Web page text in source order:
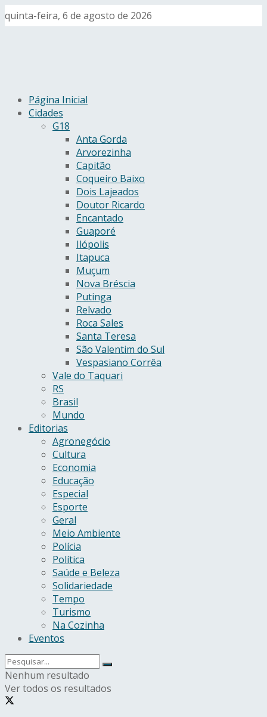
quinta-feira, 6 de agosto de 2026
Página Inicial
Cidades
G18
Anta Gorda
Arvorezinha
Capitão
Coqueiro Baixo
Dois Lajeados
Doutor Ricardo
Encantado
Guaporé
Ilópolis
Itapuca
Muçum
Nova Bréscia
Putinga
Relvado
Roca Sales
Santa Teresa
São Valentim do Sul
Vespasiano Corrêa
Vale do Taquari
RS
Brasil
Mundo
Editorias
Agronegócio
Cultura
Economia
Educação
Especial
Esporte
Geral
Meio Ambiente
Polícia
Política
Saúde e Beleza
Solidariedade
Tempo
Turismo
Na Cozinha
Eventos
Nenhum resultado
Ver todos os resultados